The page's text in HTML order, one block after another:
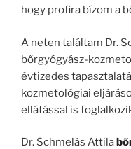
hogy profira bízom a
A neten találtam Dr.
bőrgyógyász-
évtizedes
kozmetológiai
ellátással is
Dr. Schmelás Attila